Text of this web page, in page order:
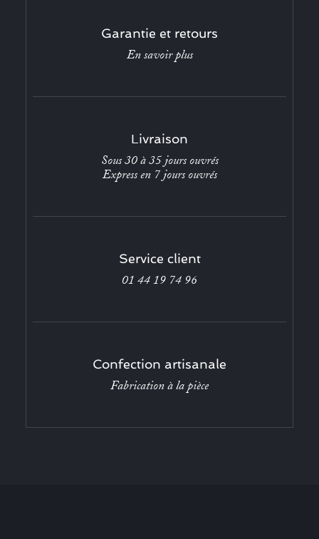
Garantie et retours
En savoir plus
Livraison
Sous 30 à 35 jours ouvrés
Express en 7 jours ouvrés
Service client
01 44 19 74 96
Confection artisanale
Fabrication à la pièce